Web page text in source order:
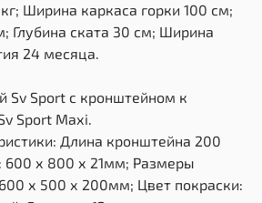
Ширина каркаса горки 100 см;
Глубина ската 30 см; Ширина
24 месяца.
Sv Sport c кронштейном к
Sport Maхi.
Длина кронштейна 200
х 800 х 21мм; Размеры
х 500 х 200мм; Цвет покраски: